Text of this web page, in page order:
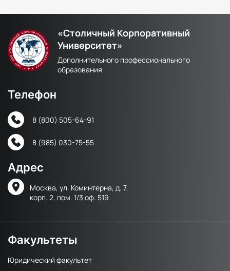
«Столичный Корпоративный
Университет»
Дополнительного профессионального
образования
Телефон
8 (800) 505-64-91
8 (985) 030-75-55
Адрес
Москва, ул. Коминтерна, д. 7,
корп. 2, пом. 1/3 оф. 519
Факультеты
Юридический факультет